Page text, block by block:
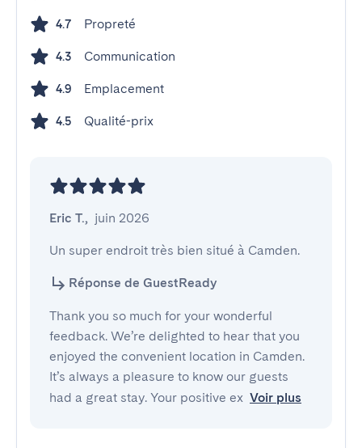
4.7 Propreté
4.3 Communication
4.9 Emplacement
4.5 Qualité-prix
Eric T., juin 2026
Un super endroit très bien situé à Camden.
Réponse de GuestReady
Thank you so much for your wonderful
feedback. We’re delighted to hear that you
enjoyed the convenient location in Camden.
It’s always a pleasure to know our guests
had a great stay. Your positive ex Voir plus